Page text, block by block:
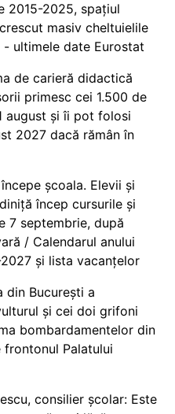
2015-2025, spațiul
masiv cheltuielile
ultimele date Eurostat
de carieră didactică
primesc cei 1.500 de
august și îi pot folosi
2027 dacă rămân în
școala. Elevii și
încep cursurile și
7 septembrie, după
/ Calendarul anului
și lista vacanțelor
din București a
și cei doi grifoni
bombardamentelor din
frontonul Palatului
consilier școlar: Este